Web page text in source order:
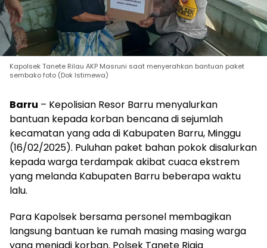
Kapolsek Tanete Rilau AKP Masruni saat menyerahkan bantuan paket
sembako foto (Dok Istimewa)
Barru – Kepolisian Resor Barru menyalurkan
bantuan kepada korban bencana di sejumlah
kecamatan yang ada di Kabupaten Barru, Minggu
(16/02/2025). Puluhan paket bahan pokok disalurkan
kepada warga terdampak akibat cuaca ekstrem
yang melanda Kabupaten Barru beberapa waktu
lalu.
Para Kapolsek bersama personel membagikan
langsung bantuan ke rumah masing masing warga